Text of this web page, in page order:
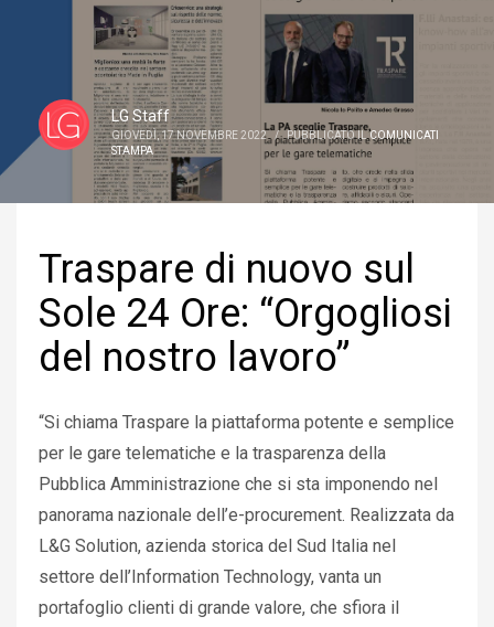
LG Staff
GIOVEDÌ, 17 NOVEMBRE 2022 / PUBBLICATO ILCOMUNICATI
STAMPA
Traspare di nuovo sul
Sole 24 Ore: “Orgogliosi
del nostro lavoro”
“Si chiama Traspare la piattaforma potente e semplice
per le gare telematiche e la trasparenza della
Pubblica Amministrazione che si sta imponendo nel
panorama nazionale dell’e-procurement. Realizzata da
L&G Solution, azienda storica del Sud Italia nel
settore dell’Information Technology, vanta un
portafoglio clienti di grande valore, che sfiora il